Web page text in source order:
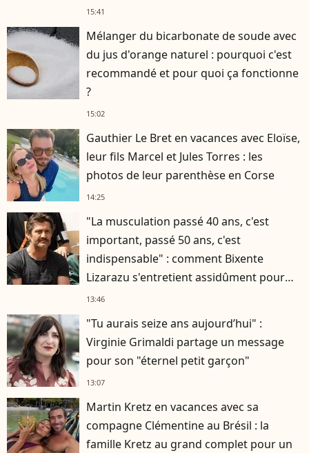
15:41
Mélanger du bicarbonate de soude avec
du jus d'orange naturel : pourquoi c'est
recommandé et pour quoi ça fonctionne
?
15:02
Gauthier Le Bret en vacances avec Eloïse,
leur fils Marcel et Jules Torres : les
photos de leur parenthèse en Corse
14:25
"La musculation passé 40 ans, c'est
important, passé 50 ans, c'est
indispensable" : comment Bixente
Lizarazu s'entretient assidûment pour
rester musclé à 56 ans ?
13:46
"Tu aurais seize ans aujourd’hui" :
Virginie Grimaldi partage un message
pour son "éternel petit garçon"
13:07
Martin Kretz en vacances avec sa
compagne Clémentine au Brésil : la
famille Kretz au grand complet pour un